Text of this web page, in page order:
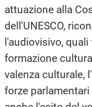
attuazione alla
dell'UNESCO,
l'audiovisivo,
formazione
valenza culturale,
forze